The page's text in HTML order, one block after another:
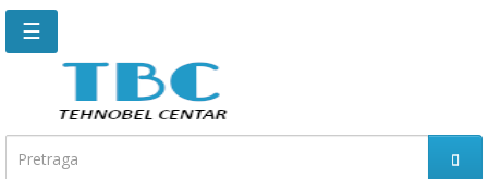
Glavna
Kontaktirajte
nas
☰